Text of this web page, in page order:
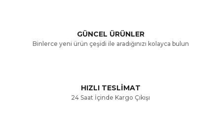
Ürün bilgilerinde hatalar bulunuyor.
GÜNCEL ÜRÜNLER
Binlerce yeni ürün çeşidi ile aradığınızı kolayca bulun
HIZLI TESLİMAT
24 Saat İçinde Kargo Çıkışı